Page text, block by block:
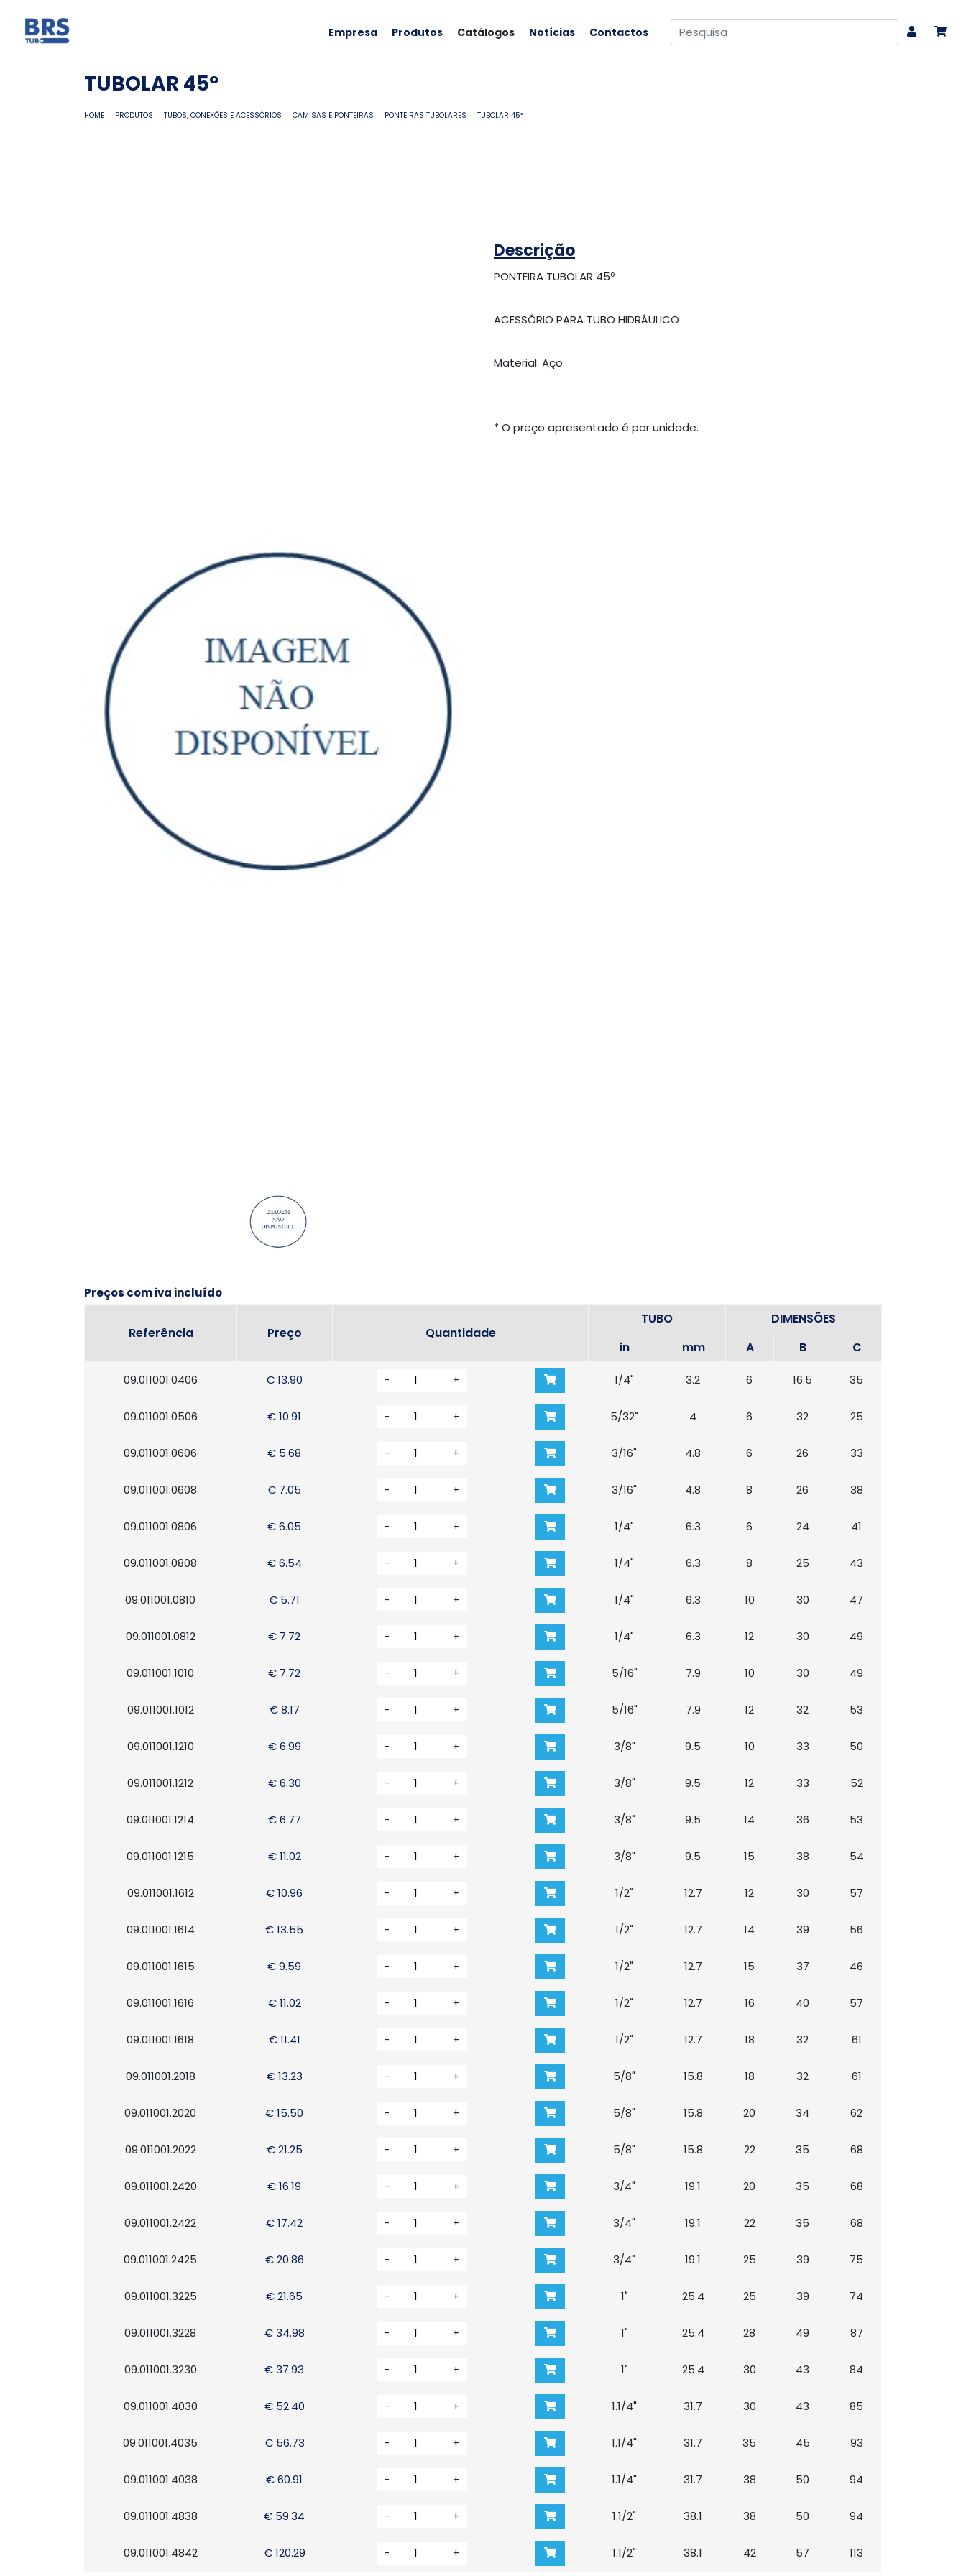
Empresa Produtos Catálogos Notícias Contactos
TUBOLAR 45º
HOME PRODUTOS TUBOS, CONEXÕES E ACESSÓRIOS CAMISAS E PONTEIRAS PONTEIRAS TUBOLARES TUBOLAR 45º
Descrição
PONTEIRA TUBOLAR 45º
ACESSÓRIO PARA TUBO HIDRÁULICO
Material: Aço
* O preço apresentado é por unidade.
Preços com iva incluído
Referência Preço Quantidade
TUBO
DIMENSÕES
in
mm A B C
09.011001.0406 € 13.90 - + 1/4" 3.2 6 16.5 35
09.011001.0506 € 10.91 - + 5/32" 4 6 32 25
09.011001.0606 € 5.68 - + 3/16" 4.8 6 26 33
09.011001.0608 € 7.05 - + 3/16" 4.8 8 26 38
09.011001.0806 € 6.05 - + 1/4" 6.3 6 24 41
09.011001.0808 € 6.54 - + 1/4" 6.3 8 25 43
09.011001.0810 € 5.71 - + 1/4" 6.3 10 30 47
09.011001.0812 € 7.72 - + 1/4" 6.3 12 30 49
09.011001.1010 € 7.72 - + 5/16" 7.9 10 30 49
09.011001.1012 € 8.17 - + 5/16" 7.9 12 32 53
09.011001.1210 € 6.99 - + 3/8" 9.5 10 33 50
09.011001.1212 € 6.30 - + 3/8" 9.5 12 33 52
09.011001.1214 € 6.77 - + 3/8" 9.5 14 36 53
09.011001.1215 € 11.02 - + 3/8" 9.5 15 38 54
09.011001.1612 € 10.96 - + 1/2" 12.7 12 30 57
09.011001.1614 € 13.55 - + 1/2" 12.7 14 39 56
09.011001.1615 € 9.59 - + 1/2" 12.7 15 37 46
09.011001.1616 € 11.02 - + 1/2" 12.7 16 40 57
09.011001.1618 € 11.41 - + 1/2" 12.7 18 32 61
09.011001.2018 € 13.23 - + 5/8" 15.8 18 32 61
09.011001.2020 € 15.50 - + 5/8" 15.8 20 34 62
09.011001.2022 € 21.25 - + 5/8" 15.8 22 35 68
09.011001.2420 € 16.19 - + 3/4" 19.1 20 35 68
09.011001.2422 € 17.42 - + 3/4" 19.1 22 35 68
09.011001.2425 € 20.86 - + 3/4" 19.1 25 39 75
09.011001.3225 € 21.65 - + 1" 25.4 25 39 74
09.011001.3228 € 34.98 - + 1" 25.4 28 49 87
09.011001.3230 € 37.93 - + 1" 25.4 30 43 84
09.011001.4030 € 52.40 - + 1.1/4" 31.7 30 43 85
09.011001.4035 € 56.73 - + 1.1/4" 31.7 35 45 93
09.011001.4038 € 60.91 - + 1.1/4" 31.7 38 50 94
09.011001.4838 € 59.34 - + 1.1/2" 38.1 38 50 94
09.011001.4842 € 120.29 - + 1.1/2" 38.1 42 57 113